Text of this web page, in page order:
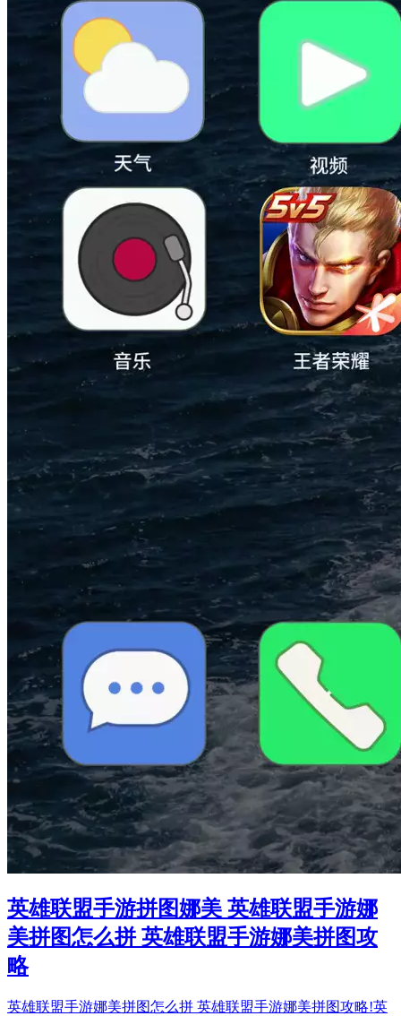
英雄联盟手游拼图娜美 英雄联盟手游娜
美拼图怎么拼 英雄联盟手游娜美拼图攻
略
英雄联盟手游娜美拼图怎么拼 英雄联盟手游娜美拼图攻略!英